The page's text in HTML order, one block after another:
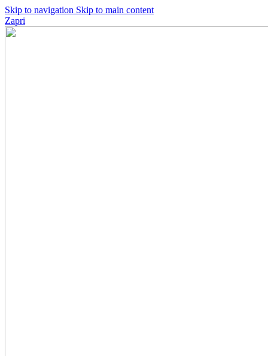
Skip to navigation Skip to main content
Zapri